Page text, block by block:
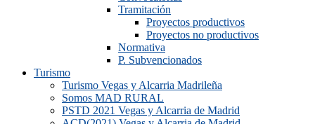
Tramitación
Proyectos productivos
Proyectos no productivos
Normativa
P. Subvencionados
Turismo
Turismo Vegas y Alcarria Madrileña
Somos MAD RURAL
PSTD 2021 Vegas y Alcarria de Madrid